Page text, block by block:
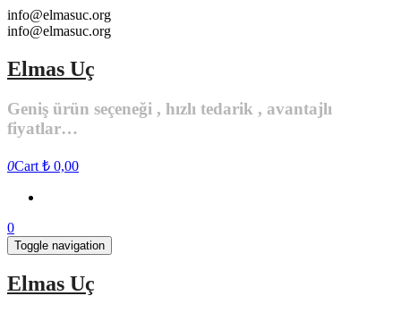
Skip
to
content
info@elmasuc.org
info@elmasuc.org
Elmas Uç
Geniş ürün seçeneği , hızlı tedarik , avantajlı
fiyatlar…
0Cart ₺ 0,00
0
Toggle navigation
Elmas Uç